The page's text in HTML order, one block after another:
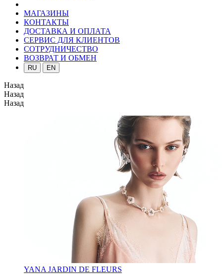
МАГАЗИНЫ
КОНТАКТЫ
ДОСТАВКА И ОПЛАТА
СЕРВИС ДЛЯ КЛИЕНТОВ
СОТРУДНИЧЕСТВО
ВОЗВРАТ И ОБМЕН
RU EN
Назад
Назад
Назад
YANA JARDIN DE FLEURS